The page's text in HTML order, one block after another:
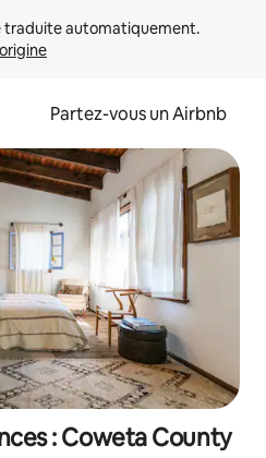
Partez-vous un Airbnb
: Coweta County